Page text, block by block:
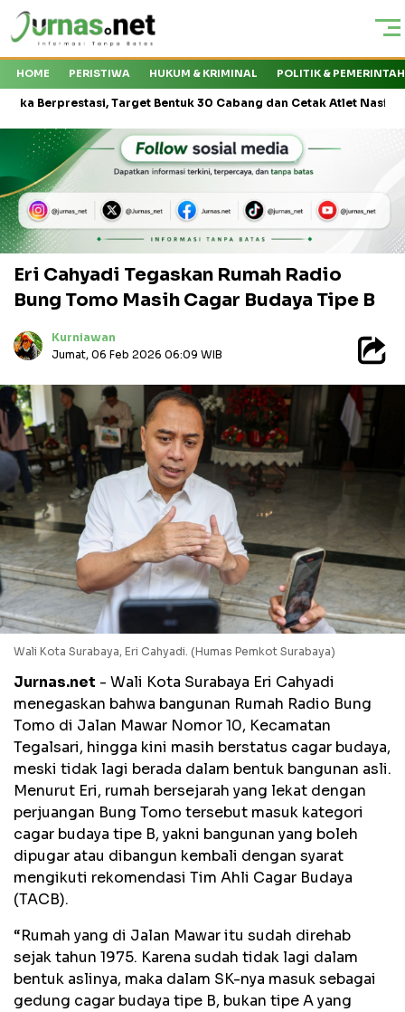
HOME PERISTIWA HUKUM & KRIMINAL POLITIK &
Target Bentuk 30 Cabang dan Cetak Atlet Nasional PT
Eri Cahyadi Tegaskan Rumah Radio
Bung Tomo Masih Cagar Budaya Tipe B
Kurniawan
Jumat, 06 Feb 2026 06:09 WIB
Wali Kota Surabaya, Eri Cahyadi. (Humas Pemkot Surabaya)
Jurnas.net - Wali Kota Surabaya Eri Cahyadi
menegaskan bahwa bangunan Rumah Radio Bung
Tomo di Jalan Mawar Nomor 10, Kecamatan
Tegalsari, hingga kini masih berstatus cagar budaya,
meski tidak lagi berada dalam bentuk bangunan asli.
Menurut Eri, rumah bersejarah yang lekat dengan
perjuangan Bung Tomo tersebut masuk kategori
cagar budaya tipe B, yakni bangunan yang boleh
dipugar atau dibangun kembali dengan syarat
mengikuti rekomendasi Tim Ahli Cagar Budaya
(TACB).
“Rumah yang di Jalan Mawar itu sudah direhab
sejak tahun 1975. Karena sudah tidak lagi dalam
bentuk aslinya, maka dalam SK-nya masuk sebagai
gedung cagar budaya tipe B, bukan tipe A yang